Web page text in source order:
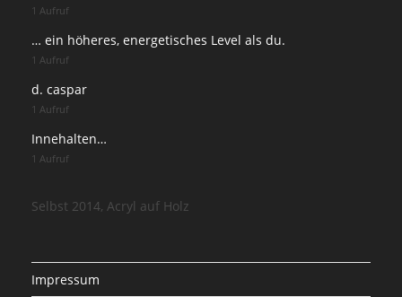
1 Aufruf
… ein höheres, energetisches Level als du.
1 Aufruf
d. caspar
1 Aufruf
Innehalten…
1 Aufruf
Selbst 2014, Acryl auf Holz
Impressum